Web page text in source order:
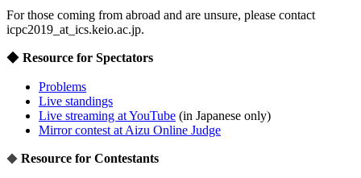
For those coming from abroad and are unsure, please contact
icpc2019_at_ics.keio.ac.jp.
◆ Resource for Spectators
Problems
Live standings
Live streaming at YouTube (in Japanese only)
Mirror contest at Aizu Online Judge
◆ Resource for Contestants